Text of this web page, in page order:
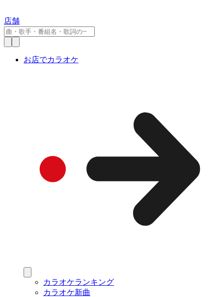
店舗
お店でカラオケ
カラオケランキング
カラオケ新曲